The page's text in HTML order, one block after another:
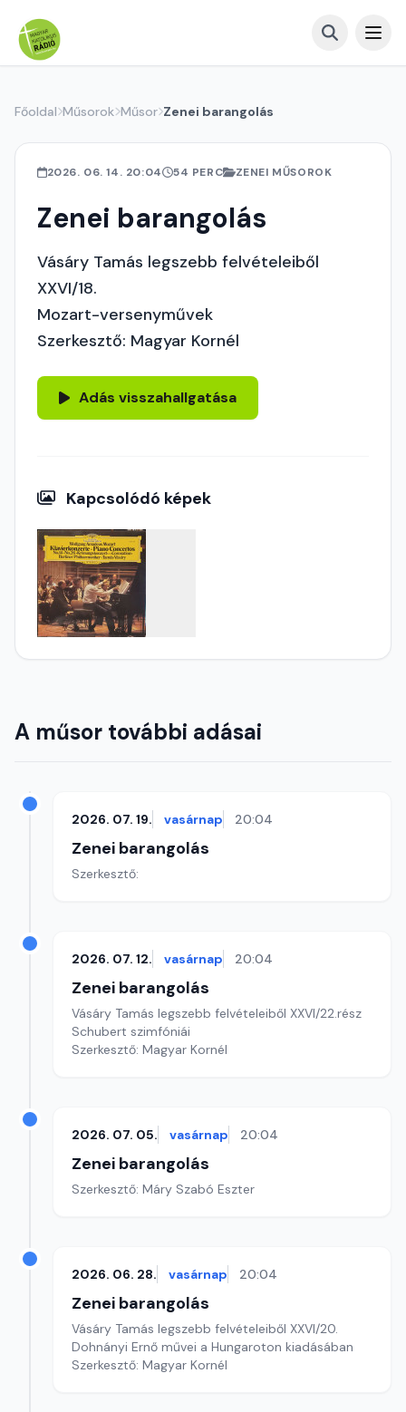
Főoldal Műsorok Műsor Zenei barangolás
2026. 06. 14. 20:04 54 PERC ZENEI MŰSOROK
Zenei barangolás
Vásáry Tamás legszebb felvételeiből
XXVI/18.
Mozart-versenyművek
Szerkesztő: Magyar Kornél
Adás visszahallgatása
Kapcsolódó képek
A műsor további adásai
2026. 07. 19. vasárnap 20:04
Zenei barangolás
Szerkesztő:
2026. 07. 12. vasárnap 20:04
Zenei barangolás
Vásáry Tamás legszebb felvételeiből XXVI/22.rész
Schubert szimfóniái
Szerkesztő: Magyar Kornél
2026. 07. 05. vasárnap 20:04
Zenei barangolás
Szerkesztő: Máry Szabó Eszter
2026. 06. 28. vasárnap 20:04
Zenei barangolás
Vásáry Tamás legszebb felvételeiből XXVI/20.
Dohnányi Ernő művei a Hungaroton kiadásában
Szerkesztő: Magyar Kornél